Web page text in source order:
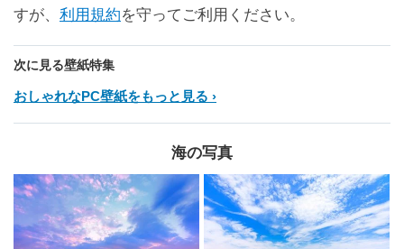
すが、 利用規約を守ってご利用ください。
次に見る壁紙特集
おしゃれなPC壁紙をもっと見る
海の写真